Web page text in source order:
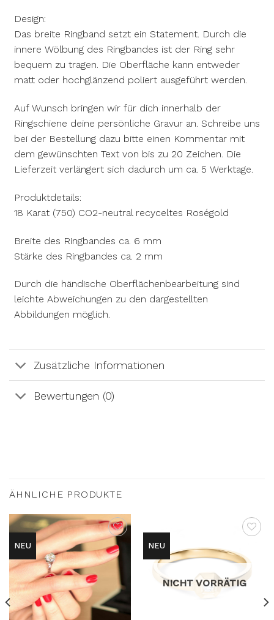
Design:
Das breite Ringband setzt ein Statement. Durch die
innere Wölbung des Ringbandes ist der Ring sehr
bequem zu tragen. Die Oberfläche kann entweder
matt oder hochglänzend poliert ausgeführt werden.
Auf Wunsch bringen wir für dich innerhalb der
Ringschiene deine persönliche Gravur an. Schreibe uns
bei der Bestellung dazu bitte einen Kommentar mit
dem gewünschten Text von bis zu 20 Zeichen. Die
Lieferzeit verlängert sich dadurch um ca. 5 Werktage.
Produktdetails:
18 Karat (750) CO2-neutral recyceltes Roségold
Breite des Ringbandes ca. 6 mm
Stärke des Ringbandes ca. 2 mm
Durch die händische Oberflächenbearbeitung sind
leichte Abweichungen zu den dargestellten
Abbildungen möglich.
Zusätzliche Informationen
Bewertungen (0)
ÄHNLICHE PRODUKTE
NEU
AUF DIE
WUNSCHLISTE
NEU
AUF DIE
WUNSCHLISTE
NICHT VORRÄTIG